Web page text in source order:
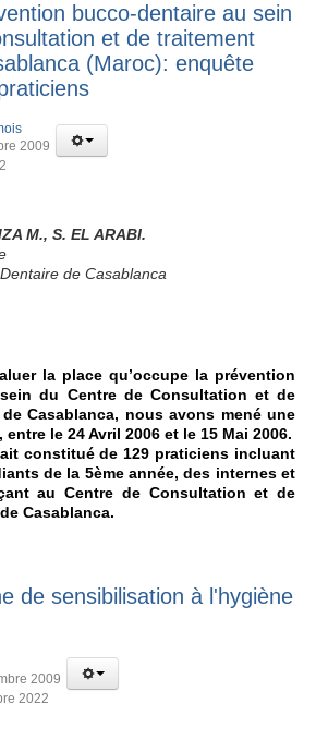
bucco-dentaire au sein
et de traitement
(Maroc): enquête
2009
M., S. EL ARABI.
de Casablanca
la place qu’occupe la prévention
du Centre de Consultation et de
Casablanca, nous avons mené une
le 24 Avril 2006 et le 15 Mai 2006.
constitué de 129 praticiens incluant
de la 5ème année, des internes et
au Centre de Consultation et de
Casablanca.
de sensibilisation à l'hygiène
2009
2022